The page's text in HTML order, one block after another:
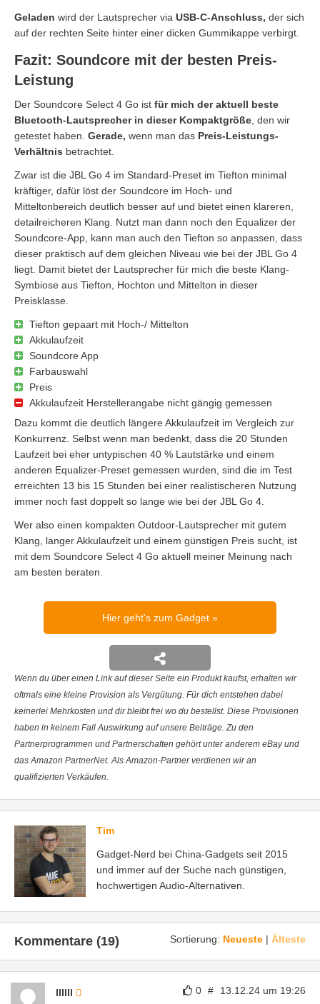
Geladen wird der Lautsprecher via USB-C-Anschluss, der sich
auf der rechten Seite hinter einer dicken Gummikappe verbirgt.
Fazit: Soundcore mit der besten Preis-
Leistung
Der Soundcore Select 4 Go ist für mich der aktuell beste
Bluetooth-Lautsprecher in dieser Kompaktgröße , den wir
getestet haben. Gerade, wenn man das Preis-Leistungs-
Verhältnis betrachtet.
Zwar ist die JBL Go 4 im Standard-Preset im Tiefton minimal
kräftiger, dafür löst der Soundcore im Hoch- und
Mitteltonbereich deutlich besser auf und bietet einen klareren,
detailreicheren Klang. Nutzt man dann noch den Equalizer der
Soundcore-App, kann man auch den Tiefton so anpassen, dass
dieser praktisch auf dem gleichen Niveau wie bei der JBL Go 4
liegt. Damit bietet der Lautsprecher für mich die beste Klang-
Symbiose aus Tiefton, Hochton und Mittelton in dieser
Preisklasse.
Tiefton gepaart mit Hoch-/ Mittelton
Akkulaufzeit
Soundcore App
Farbauswahl
Preis
Akkulaufzeit Herstellerangabe nicht gängig gemessen
Dazu kommt die deutlich längere Akkulaufzeit im Vergleich zur
Konkurrenz. Selbst wenn man bedenkt, dass die 20 Stunden
Laufzeit bei eher untypischen 40 % Lautstärke und einem
anderen Equalizer-Preset gemessen wurden, sind die im Test
erreichten 13 bis 15 Stunden bei einer realistischeren Nutzung
immer noch fast doppelt so lange wie bei der JBL Go 4.
Wer also einen kompakten Outdoor-Lautsprecher mit gutem
Klang, langer Akkulaufzeit und einem günstigen Preis sucht, ist
mit dem Soundcore Select 4 Go aktuell meiner Meinung nach
am besten beraten.
Hier geht's zum Gadget
Wenn du über einen Link auf dieser Seite ein Produkt kaufst, erhalten wir
oftmals eine kleine Provision als Vergütung. Für dich entstehen dabei
keinerlei Mehrkosten und dir bleibt frei wo du bestellst. Diese Provisionen
haben in keinem Fall Auswirkung auf unsere Beiträge. Zu den
Partnerprogrammen und Partnerschaften gehört unter anderem eBay und
das Amazon PartnerNet. Als Amazon-Partner verdienen wir an
qualifizierten Verkäufen.
Tim
Gadget-Nerd bei China-Gadgets seit 2015
und immer auf der Suche nach günstigen,
hochwertigen Audio-Alternativen.
Sortierung: Neueste | Älteste
Kommentare (19)
0 # 13.12.24 um 19:26
llllll